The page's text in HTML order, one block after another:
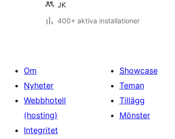
JK
400+ aktiva installationer
Om
Nyheter
Webbhotell
(hosting)
Integritet
Showcase
Teman
Tillägg
Mönster